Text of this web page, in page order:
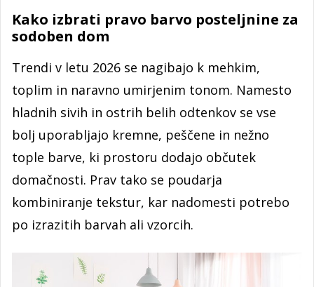
Kako izbrati pravo barvo posteljnine za
sodoben dom
Trendi v letu 2026 se nagibajo k mehkim,
toplim in naravno umirjenim tonom. Namesto
hladnih sivih in ostrih belih odtenkov se vse
bolj uporabljajo kremne, peščene in nežno
tople barve, ki prostoru dodajo občutek
domačnosti. Prav tako se poudarja
kombiniranje tekstur, kar nadomesti potrebo
po izrazitih barvah ali vzorcih.